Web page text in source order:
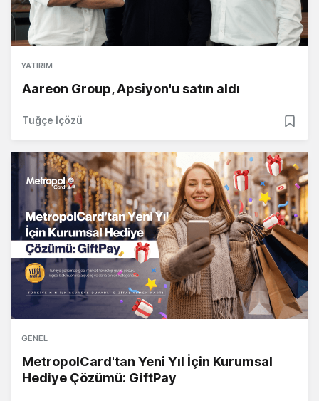
YATIRIM
Aareon Group, Apsiyon'u satın aldı
Tuğçe İçözü
GENEL
MetropolCard'tan Yeni Yıl İçin Kurumsal
Hediye Çözümü: GiftPay